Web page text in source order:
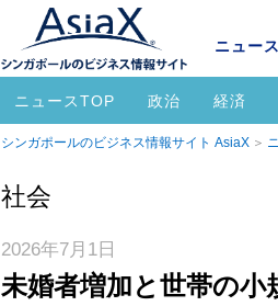
ニュース
ニュースTOP 政治 経済
シンガポールのビジネス情報サイト AsiaX
社会
2026年7月1日
未婚者増加と世帯の